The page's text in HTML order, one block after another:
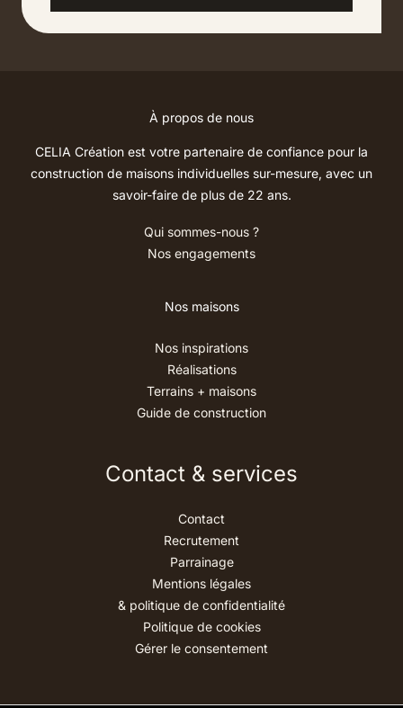
À propos de nous
CELIA Création est votre partenaire de confiance pour la
construction de maisons individuelles sur-mesure, avec un
savoir-faire de plus de 22 ans.
Qui sommes-nous ?
Nos engagements
Nos maisons
Nos inspirations
Réalisations
Terrains + maisons
Guide de construction
Contact & services
Contact
Recrutement
Parrainage
Mentions légales
& politique de confidentialité
Politique de cookies
Gérer le consentement